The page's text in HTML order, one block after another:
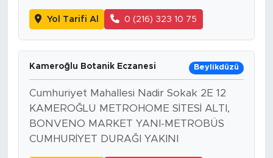
Yol Tarifi Al 0 (216) 323 10 75
Kameroğlu Botanik Eczanesi Beylikdüzü
Cumhuriyet Mahallesi Nadir Sokak 2E 12
KAMEROĞLU METROHOME SİTESİ ALTI,
BONVENO MARKET YANI-METROBÜS
CUMHURİYET DURAĞI YAKINI